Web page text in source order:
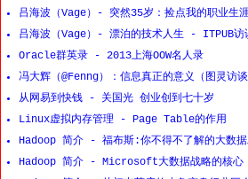
吕海波（Vage）- 突然35岁：捡点我的职业生
吕海波（Vage）- 漂泊的技术人生 - ITPUB访
Oracle群英录 - 2013上海OOW名人录
冯大辉（@Fenng）：信息真正的意义（图灵访谈
从网易到快钱 - 关国光 创业创到七十岁
Linux虚拟内存管理 - Page Table的作用
Hadoop 简介 - 福布斯:你不得不了解的大数据
Hadoop 简介 - Microsoft大数据战略的核心